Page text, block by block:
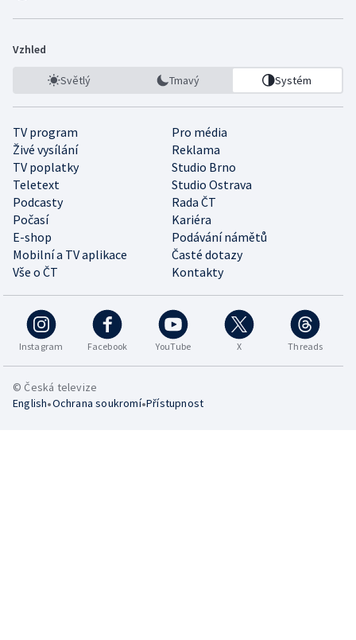
Vzhled
Světlý Tmavý Systém
TV program
Pro média
Živé vysílání
Reklama
TV poplatky
Studio Brno
Teletext
Studio Ostrava
Podcasty
Rada ČT
Počasí
Kariéra
E-shop
Podávání námětů
Mobilní a TV aplikace
Časté dotazy
Vše o ČT
Kontakty
Instagram Facebook YouTube X Threads
© Česká televize
English•Ochrana soukromí•Přístupnost